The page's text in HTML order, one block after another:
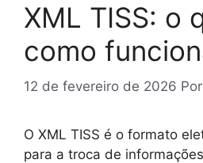
XML TISS: o
como
12 de fevereiro de 2026 Por
O XML TISS é o formato
para a troca de